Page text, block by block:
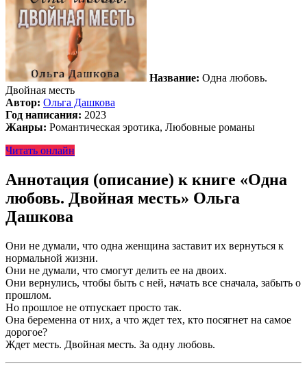
Название: Одна любовь.
Двойная месть
Автор: Ольга Дашкова
Год написания: 2023
Жанры: Романтическая эротика, Любовные романы
Читать онлайн
Аннотация (описание) к книге «Одна
любовь. Двойная месть» Ольга
Дашкова
Они не думали, что одна женщина заставит их вернуться к
нормальной жизни.
Они не думали, что смогут делить ее на двоих.
Они вернулись, чтобы быть с ней, начать все сначала, забыть о
прошлом.
Но прошлое не отпускает просто так.
Она беременна от них, а что ждет тех, кто посягнет на самое
дорогое?
Ждет месть. Двойная месть. За одну любовь.